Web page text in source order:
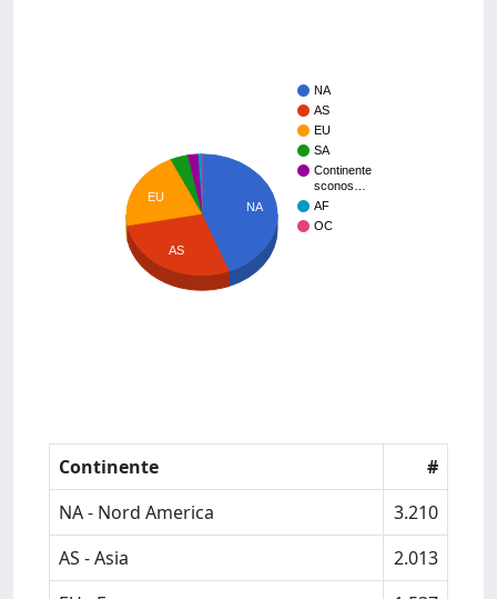
NA
AS
EU
SA
Continente
sconos…
AF
OC
NA
EU
AS
Continente
#
NA - Nord America
3.210
AS - Asia
2.013